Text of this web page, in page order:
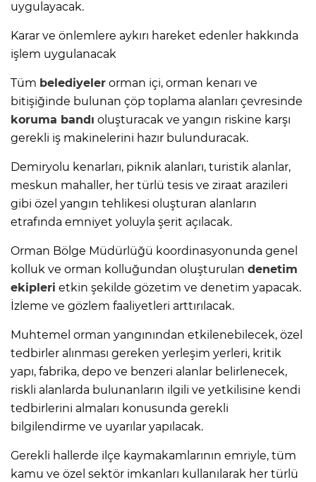
uygulayacak.
Karar ve önlemlere aykırı hareket edenler hakkında
işlem uygulanacak
Tüm belediyeler orman içi, orman kenarı ve
bitişiğinde bulunan çöp toplama alanları çevresinde
koruma bandı oluşturacak ve yangın riskine karşı
gerekli iş makinelerini hazır bulunduracak.
Demiryolu kenarları, piknik alanları, turistik alanlar,
meskun mahaller, her türlü tesis ve ziraat arazileri
gibi özel yangın tehlikesi oluşturan alanların
etrafında emniyet yoluyla şerit açılacak.
Orman Bölge Müdürlüğü koordinasyonunda genel
kolluk ve orman kolluğundan oluşturulan denetim
ekipleri etkin şekilde gözetim ve denetim yapacak.
İzleme ve gözlem faaliyetleri arttırılacak.
Muhtemel orman yangınından etkilenebilecek, özel
tedbirler alınması gereken yerleşim yerleri, kritik
yapı, fabrika, depo ve benzeri alanlar belirlenecek,
riskli alanlarda bulunanların ilgili ve yetkilisine kendi
tedbirlerini almaları konusunda gerekli
bilgilendirme ve uyarılar yapılacak.
Gerekli hallerde ilçe kaymakamlarının emriyle, tüm
kamu ve özel sektör imkanları kullanılarak her türlü